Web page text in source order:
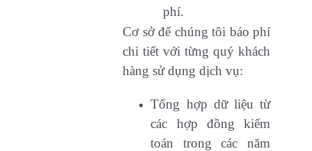
phí.
Cơ sở để chúng tôi báo phí
chi tiết với từng quý khách
hàng sử dụng dịch vụ:
Tổng hợp dữ liệu từ
các hợp đồng kiểm
toán trong các năm